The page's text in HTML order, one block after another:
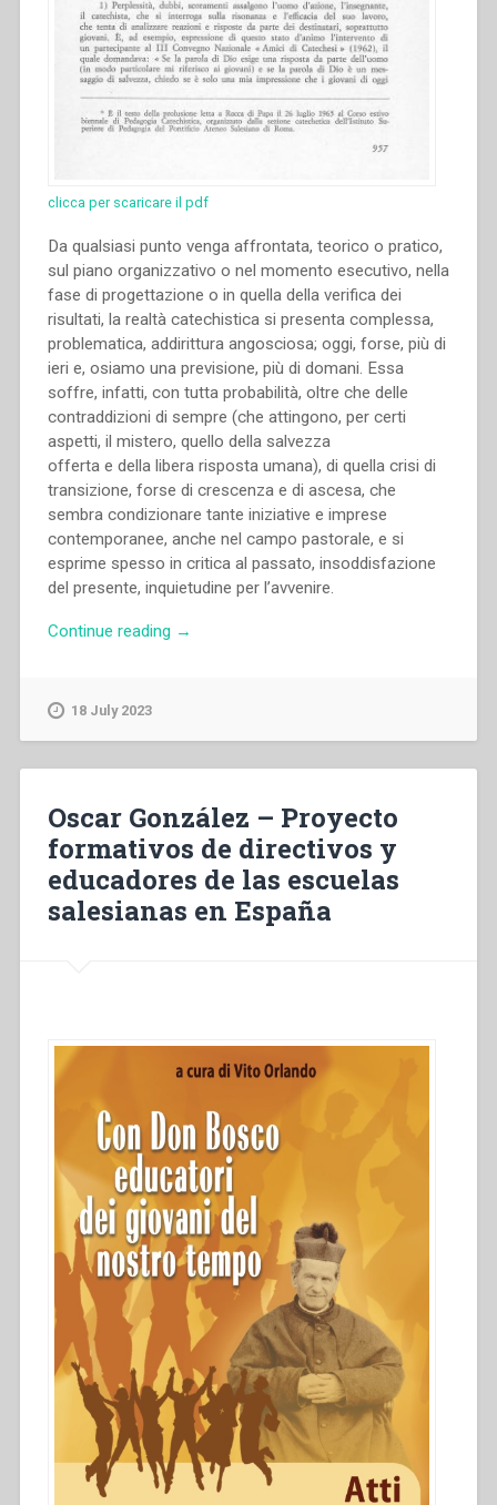
clicca per scaricare il pdf
Da qualsiasi punto venga affrontata, teorico o pratico,
sul piano organizzativo o nel momento esecutivo, nella
fase di progettazione o in quella della verifica dei
risultati, la realtà catechistica si presenta complessa,
problematica, addirittura angosciosa; oggi, forse, più di
ieri e, osiamo una previsione, più di domani. Essa
soffre, infatti, con tutta probabilità, oltre che delle
contraddizioni di sempre (che attingono, per certi
aspetti, il mistero, quello della salvezza
offerta e della libera risposta umana), di quella crisi di
transizione, forse di crescenza e di ascesa, che
sembra condizionare tante iniziative e imprese
contemporanee, anche nel campo pastorale, e si
esprime spesso in critica al passato, insoddisfazione
del presente, inquietudine per l’avvenire.
Continue reading “Pietro
teoria
e
nella
→
18 July 2023
Oscar González – Proyecto
formativos de directivos y
educadores de las escuelas
salesianas en España